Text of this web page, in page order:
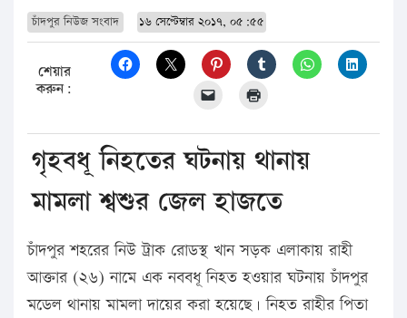
চাঁদপুর নিউজ সংবাদ ১৬ সেপ্টেম্বার ২০১৭, ০৫:৫৫
শেয়ার
করুন:
গৃহবধূ নিহতের ঘটনায় থানায়
মামলা শ্বশুর জেল হাজতে
চাঁদপুর শহরের নিউ ট্রাক রোডস্থ খান সড়ক এলাকায় রাহী
আক্তার (২৬) নামে এক নববধূ নিহত হওয়ার ঘটনায় চাঁদপুর
মডেল থানায় মামলা দায়ের করা হয়েছে। নিহত রাহীর পিতা